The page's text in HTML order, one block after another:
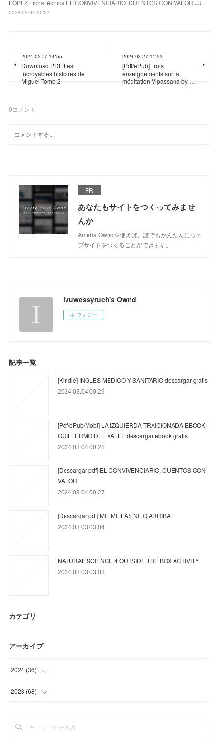
LÓPEZ Ficha técnica EL CONVIVENCIARIO. CUENTOS CON VALOR JU…
2024.03.04 00:27
2024.02.27 14:55
Download PDF Les
incroyables histoires de
Miguel Tome 2
2024.02.27 14:53
[Pdf/ePub] Trois
enseignements sur la
méditation Vipassana by …
0コメント
PR
あなたもサイトをつくってみませ
んか
Ameba Owndを使えば、誰でもかんたんにウェ
ブサイトをつくることができます。
ivuwessyruch's Ownd
フォロー
記事一覧
[Kindle] INGLES MEDICO Y SANITARIO descargar gratis
2024.03.04 00:29
[Pdf/ePub/Mobi] LA IZQUIERDA TRAICIONADA EBOOK -
GUILLERMO DEL VALLE descargar ebook gratis
2024.03.04 00:28
[Descargar pdf] EL CONVIVENCIARIO. CUENTOS CON
VALOR
2024.03.04 00:27
[Descargar pdf] MIL MILLAS NILO ARRIBA
2024.03.03 03:04
NATURAL SCIENCE 4 OUTSIDE THE BOX ACTIVITY
2024.03.03 03:03
カテゴリ
アーカイブ
2024 (36)
(9
(
2023 (68)
(